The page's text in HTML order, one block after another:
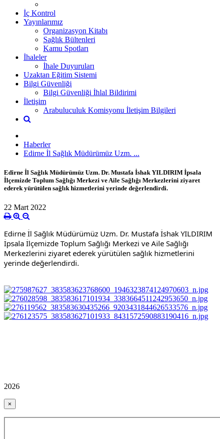
İç Kontrol
Yayınlarımız
Organizasyon Kitabı
Sağlık Bültenleri
Kamu Spotları
İhaleler
İhale Duyuruları
Uzaktan Eğitim Sistemi
Bilgi Güvenliği
Bilgi Güvenliği İhlal Bildirimi
İletişim
Arabuluculuk Komisyonu İletişim Bilgileri
Haberler
Edirne İl Sağlık Müdürümüz Uzm. ...
Edirne İl Sağlık Müdürümüz Uzm. Dr. Mustafa İshak YILDIRIM İpsala
İlçemizde Toplum Sağlığı Merkezi ve Aile Sağlığı Merkezlerini ziyaret
ederek yürütülen sağlık hizmetlerini yerinde değerlendirdi.
22 Mart 2022
Edirne İl Sağlık Müdürümüz Uzm. Dr. Mustafa İshak YILDIRIM
İpsala İlçemizde Toplum Sağlığı Merkezi ve Aile Sağlığı
Merkezlerini ziyaret ederek yürütülen sağlık hizmetlerini
yerinde değerlendirdi.
2026
×